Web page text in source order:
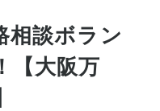
相談ボラン
【大阪万